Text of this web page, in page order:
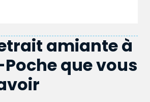
amiante à
que vous